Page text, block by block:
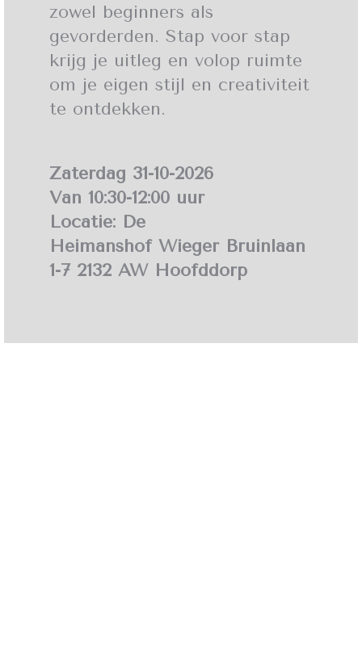
zowel beginners als
gevorderden. Stap voor stap
krijg je uitleg en volop ruimte
om je eigen stijl en creativiteit
te ontdekken.
Zaterdag 31-10-2026
Van 10:30-12:00 uur
Locatie: De
Heimanshof Wieger Bruinlaan
1-7 2132 AW Hoofddorp